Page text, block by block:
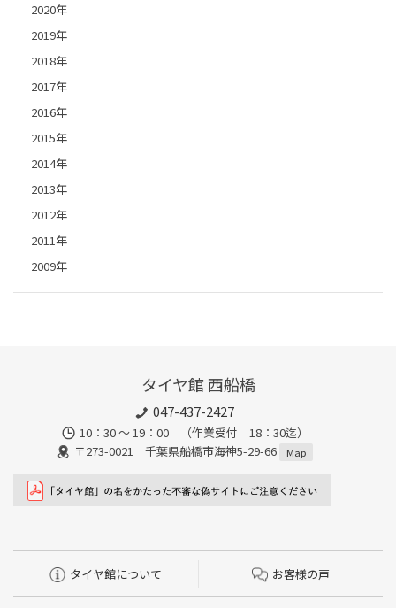
2020年
2019年
2018年
2017年
2016年
2015年
2014年
2013年
2012年
2011年
2009年
タイヤ館 西船橋
047-437-2427
10：30 ～ 19：00 （作業受付 18：30迄）
〒273-0021 千葉県船橋市海神5-29-66
Map
タイヤ館について お客様の声